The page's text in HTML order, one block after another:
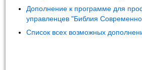
Дополнение к программе для
управленцев "Библия
Список всех возможных